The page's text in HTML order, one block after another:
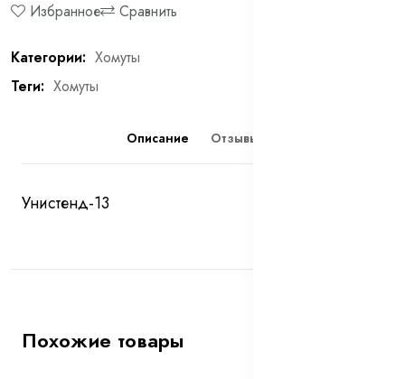
Избранное Сравнить
Категории: Хомуты
Теги: Хомуты
Описание Отзывы (0)
Унистенд-13
Похожие товары